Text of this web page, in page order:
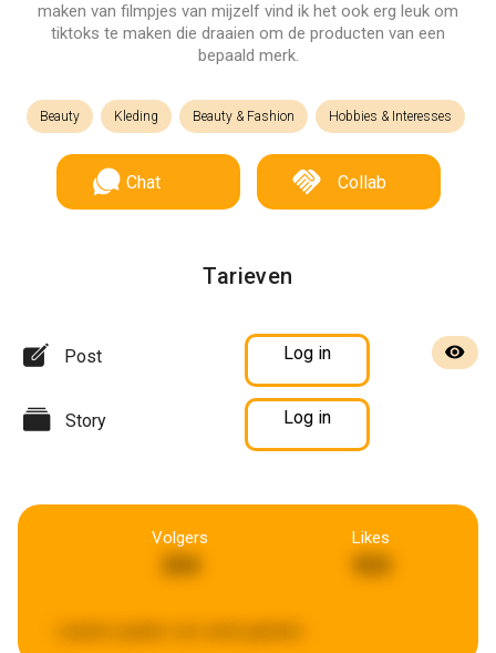
maken van filmpjes van mijzelf vind ik het ook erg leuk om
tiktoks te maken die draaien om de producten van een
bepaald merk.
Beauty Kleding Beauty & Fashion Hobbies & Interesses
Chat Collab
Tarieven
Post Log in
Story Log in
Volgers Likes